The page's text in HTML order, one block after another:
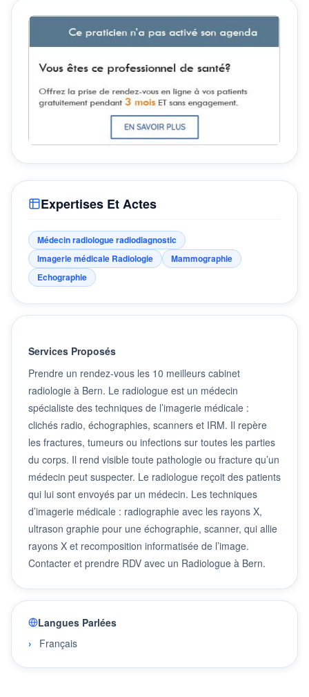
Expertises Et Actes
Médecin radiologue radiodiagnostic
Imagerie médicale Radiologie
Mammographie
Echographie
Services Proposés
Prendre un rendez-vous les 10 meilleurs cabinet
radiologie à Bern. Le radiologue est un médecin
spécialiste des techniques de l’imagerie médicale :
clichés radio, échographies, scanners et IRM. Il repère
les fractures, tumeurs ou infections sur toutes les parties
du corps. Il rend visible toute pathologie ou fracture qu’un
médecin peut suspecter. Le radiologue reçoit des patients
qui lui sont envoyés par un médecin. Les techniques
d’imagerie médicale : radiographie avec les rayons X,
ultrason graphie pour une échographie, scanner, qui allie
rayons X et recomposition informatisée de l’image.
Contacter et prendre RDV avec un Radiologue à Bern.
Langues Parlées
Français